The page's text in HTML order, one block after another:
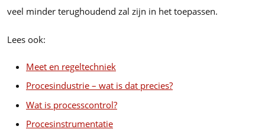
veel minder terughoudend zal zijn in het toepassen.
Lees ook:
Meet en regeltechniek
Procesindustrie – wat is dat precies?
Wat is processcontrol?
Procesinstrumentatie